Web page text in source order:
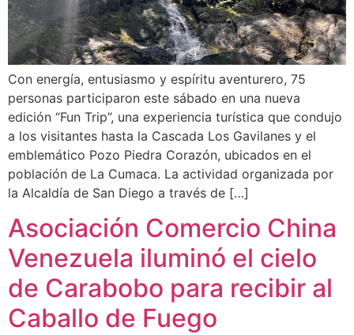
Con energía, entusiasmo y espíritu aventurero, 75
personas participaron este sábado en una nueva
edición “Fun Trip”, una experiencia turística que condujo
a los visitantes hasta la Cascada Los Gavilanes y el
emblemático Pozo Piedra Corazón, ubicados en el
población de La Cumaca. La actividad organizada por
la Alcaldía de San Diego a través de […]
Asociación Comercio China
Venezuela iluminó el cielo
de Carabobo para recibir al
Caballo de Fuego